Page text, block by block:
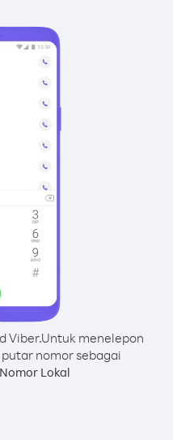
Viber.Untuk menelepon
nomor sebagai
Nomor Lokal